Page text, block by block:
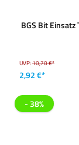
BGS Bit
UVP:10,70 €*
2,92 €*
- 38%